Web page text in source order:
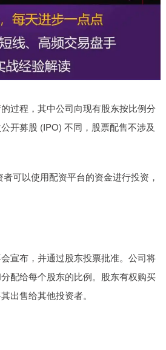
过程，其中公司向现有股东按比例分
开募股 (IPO) 不同，股票配售不涉及
可以使用配资平台的资金进行投资，
宣布，并通过股东投票批准。公司将
配给每个股东的比例。股东有权购买
出售给其他投资者。